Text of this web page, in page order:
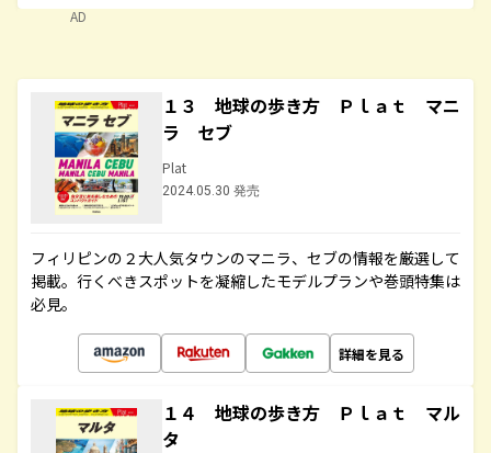
AD
１３ 地球の歩き方 Ｐｌａｔ マニ
ラ セブ
Plat
2024.05.30 発売
フィリピンの２大人気タウンのマニラ、セブの情報を厳選して
掲載。行くべきスポットを凝縮したモデルプランや巻頭特集は
必見。
詳細を見る
１４ 地球の歩き方 Ｐｌａｔ マル
タ